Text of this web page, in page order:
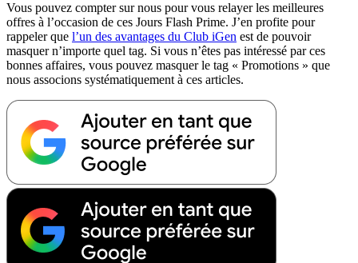
Vous pouvez compter sur nous pour vous relayer les meilleures
offres à l’occasion de ces Jours Flash Prime. J’en profite pour
rappeler que l’un des avantages du Club iGen est de pouvoir
masquer n’importe quel tag. Si vous n’êtes pas intéressé par ces
bonnes affaires, vous pouvez masquer le tag « Promotions » que
nous associons systématiquement à ces articles.